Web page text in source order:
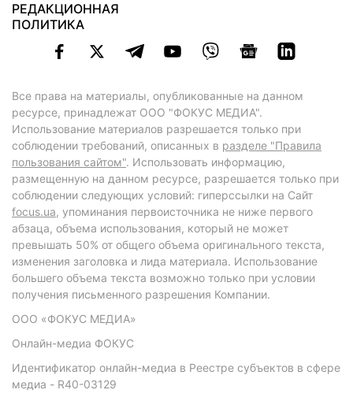
РЕДАКЦИОННАЯ
ПОЛИТИКА
Все права на материалы, опубликованные на данном
ресурсе, принадлежат ООО "ФОКУС МЕДИА".
Использование материалов разрешается только при
соблюдении требований, описанных в разделе "Правила
пользования сайтом". Использовать информацию,
размещенную на данном ресурсе, разрешается только при
соблюдении следующих условий: гиперссылки на Сайт
focus.ua, упоминания первоисточника не ниже первого
абзаца, объема использования, который не может
превышать 50% от общего объема оригинального текста,
изменения заголовка и лида материала. Использование
большего объема текста возможно только при условии
получения письменного разрешения Компании.
ООО «ФОКУС МЕДИА»
Онлайн-медиа ФОКУС
Идентификатор онлайн-медиа в Реестре субъектов в сфере
медиа - R40-03129